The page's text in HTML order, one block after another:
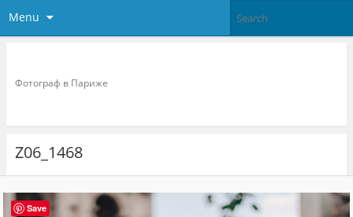
Menu
Фотограф в Париже
Z06_1468
Save